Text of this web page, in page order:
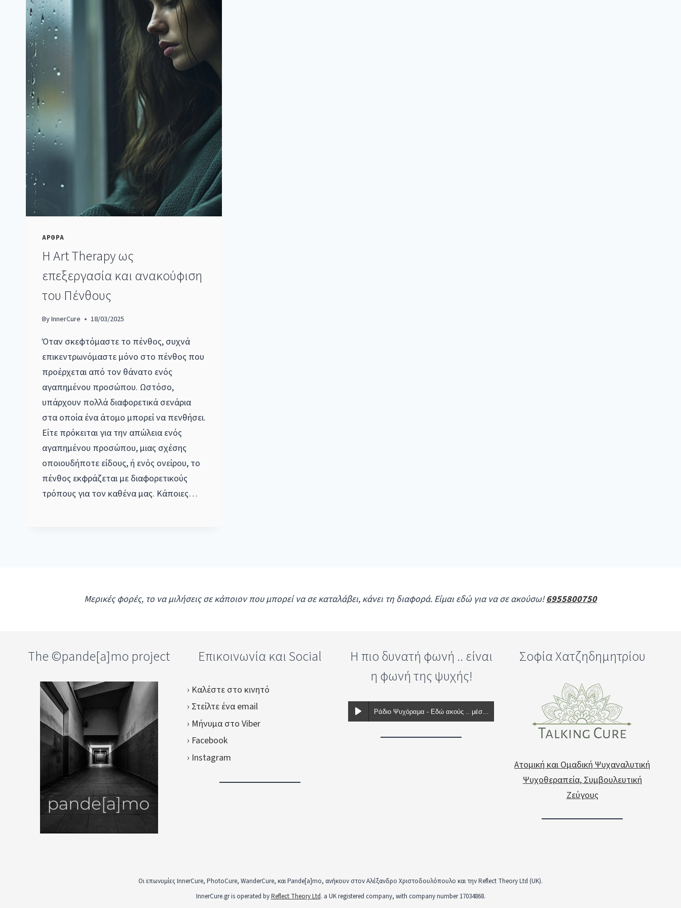
ΑΡΘΡΑ
Η Art Therapy ως
επεξεργασία και ανακούφιση
του Πένθους
ByInnerCure 18/03/2025
Όταν σκεφτόμαστε το πένθος, συχνά
επικεντρωνόμαστε μόνο στο πένθος που
προέρχεται από τον θάνατο ενός
αγαπημένου προσώπου. Ωστόσο,
υπάρχουν πολλά διαφορετικά σενάρια
στα οποία ένα άτομο μπορεί να πενθήσει.
Είτε πρόκειται για την απώλεια ενός
αγαπημένου προσώπου, μιας σχέσης
οποιουδήποτε είδους, ή ενός ονείρου, το
πένθος εκφράζεται με διαφορετικούς
τρόπους για τον καθένα μας. Κάποιες…
Μερικές φορές, το να μιλήσεις σε κάποιον που μπορεί να σε καταλάβει, κάνει τη διαφορά. Είμαι εδώ για να σε ακούσω!6955800750
The ©pande[a]mo project Επικοινωνία και Social
› Καλέστε στο κινητό
› Στείλτε ένα email
› Μήνυμα στο Viber
› Facebook
› Instagram
Η πιο δυνατή φωνή .. είναι
η φωνή της ψυχής!
Σοφία Χατζηδημητρίου
Ατομική και Ομαδική Ψυχαναλυτική
Ψυχοθεραπεία, Συμβουλευτική
Ζεύγους
Οι επωνυμίες InnerCure, PhotoCure, WanderCure, και Pande[a]mo, ανήκουν στον Αλέξανδρο Χριστοδουλόπουλο και την Reflect Theory Ltd (UK).
InnerCure.gr is operated byReflect Theory Ltd. a UK registered company, with company number 17034868.